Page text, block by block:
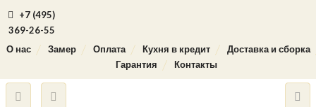
+7 (495)
369-26-55
О нас
Замер Оплата Кухня в кредит
Доставка и сборка
Гарантия
Контакты